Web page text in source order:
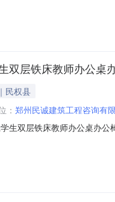
、采购需求：资金来源：自
双层铁床教师办公桌
民权县
： 郑州民诚建筑工程咨询有
生双层铁床教师办公桌办
床教师办公桌办公椅一批
分